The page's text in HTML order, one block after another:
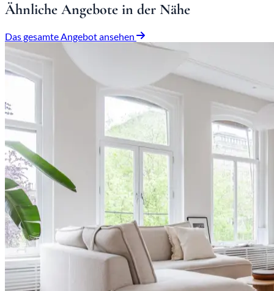
Ähnliche Angebote in der Nähe
Das gesamte Angebot ansehen